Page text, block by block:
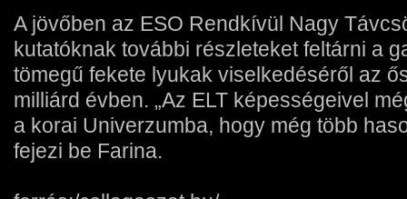
A jövőben az ESO Rendkívül Nagy
kutatóknak további részleteket feltárni a
tömegű fekete lyukak viselkedéséről az
milliárd évben. „Az ELT képességeivel
a korai Univerzumba, hogy még több
fejezi be Farina.